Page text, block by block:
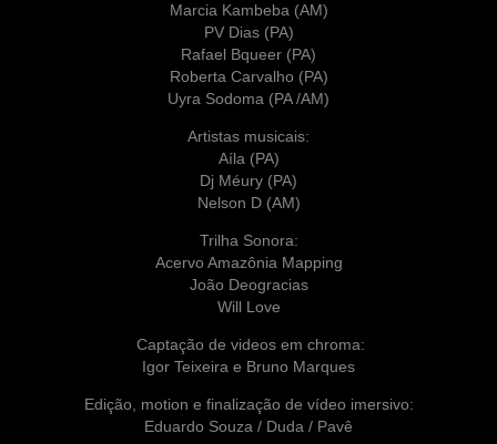
Marcia Kambeba (AM)
PV Dias (PA)
Rafael Bqueer (PA)
Roberta Carvalho (PA)
Uyra Sodoma (PA /AM)
Artistas musicais:
Aíla (PA)
Dj Méury (PA)
Nelson D (AM)
Trilha Sonora:
Acervo Amazônia Mapping
João Deogracias
Will Love
Captação de videos em chroma:
Igor Teixeira e Bruno Marques
Edição, motion e finalização de vídeo imersivo:
Eduardo Souza / Duda / Pavê